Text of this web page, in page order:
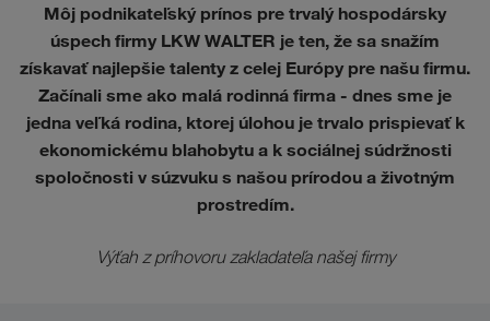
WALTER GROUP
Práca a kariéra
Môj podnikateľský prínos pre trvalý hospodársky
úspech firmy LKW WALTER je ten, že sa snažím
získavať najlepšie talenty z celej Európy pre našu firmu.
Začínali sme ako malá rodinná firma - dnes sme je
jedna veľká rodina, ktorej úlohou je trvalo prispievať k
ekonomickému blahobytu a k sociálnej súdržnosti
spoločnosti v súzvuku s našou prírodou a životným
prostredím.
Výťah z príhovoru zakladateľa našej firmy